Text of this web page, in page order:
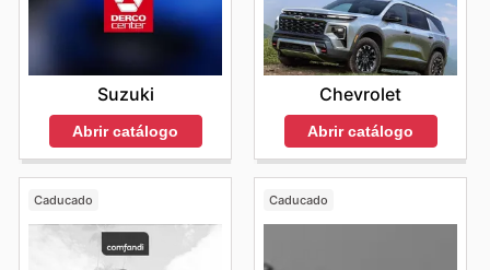
Suzuki
Abrir catálogo
Chevrolet
Abrir catálogo
Caducado Caducado